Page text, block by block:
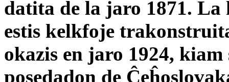
datita de la jaro 1871. La
estis kelkfoje
okazis en jaro 1924, kiam
posedadon de